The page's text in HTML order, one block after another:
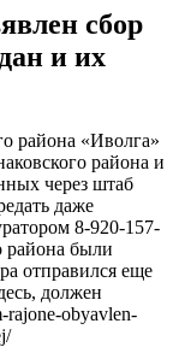
сбор
и их
района «Иволга»
района и
через штаб
даже
8-920-157-
района были
отправился еще
должен
rajone-obyavlen-